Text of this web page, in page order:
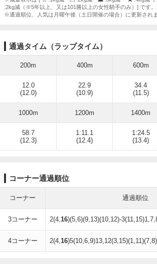
:2kg減（※5年以上、又は101勝以上の女性騎手のみ）] です。
※通過順位、人気は月曜午後（土日開催の場合）に更新されま
通過タイム（ラップタイム）
200m 400m 600m
12.0
(12.0)
22.9
(10.9)
34.4
(11.5)
1000m 1200m 1400m
58.7
(12.3)
1:11.1
(12.4)
1:24.5
(13.4)
コーナー通過順位
コーナー 通過順位
3コーナー 2(4,16)(5,6)(9,13)(10,12)-
4コーナー 2(4,16